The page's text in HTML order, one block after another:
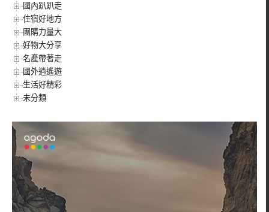
國內趴趴走
住宿好地方
團購力量大
好物大分享
名產帶著走
國外逍遙遊
生活好精彩
未分類